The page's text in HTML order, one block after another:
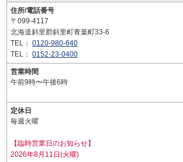
住所/電話番号
〒099-4117
北海道斜里郡斜里町青葉町33-6
TEL： 0120-980-640
TEL： 0152-23-0400
営業時間
午前9時〜午後6時
定休日
毎週火曜
【臨時営業日のお知らせ】
2026年8月11日(火曜)